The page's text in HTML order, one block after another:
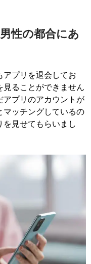
性の都合にあ
アプリを退会してお
見ることができません
アプリのアカウントが
マッチングしているの
見せてもらいまし